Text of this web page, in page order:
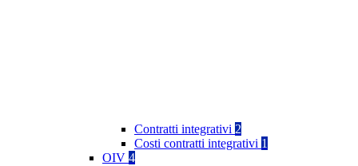
Contratti integrativi 2
Costi contratti integrativi 1
OIV 4